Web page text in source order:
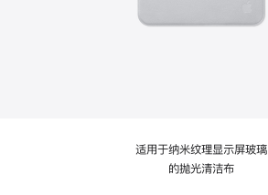
适用于纳米纹理显示屏玻璃
的抛光清洁布